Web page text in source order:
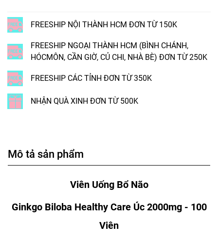
FREESHIP NỘI THÀNH HCM ĐƠN TỪ 150K
FREESHIP NGOẠI THÀNH HCM (BÌNH CHÁNH,
HÓCMÔN, CẦN GIỜ, CỦ CHI, NHÀ BÈ) ĐƠN TỪ 250K
FREESHIP CÁC TỈNH ĐƠN TỪ 350K
NHẬN QUÀ XINH ĐƠN TỪ 500K
Mô tả sản phẩm
Viên Uống Bổ Não
Ginkgo Biloba Healthy Care Úc 2000mg - 100
Viên